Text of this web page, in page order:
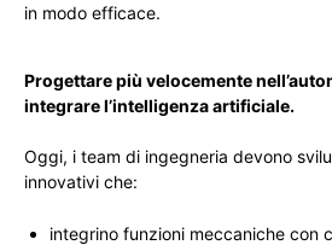
in modo efficace.
Progettare più velocemente
integrare l’intelligenza artificiale.
Oggi, i team di ingegneria devono
innovativi che:
integrino funzioni meccaniche con